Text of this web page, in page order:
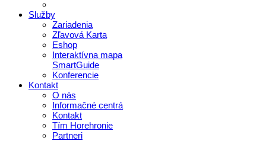
Služby
Zariadenia
Zľavová Karta
Eshop
Interaktívna mapa
SmartGuide
Konferencie
Kontakt
O nás
Informačné centrá
Kontakt
Tím Horehronie
Partneri